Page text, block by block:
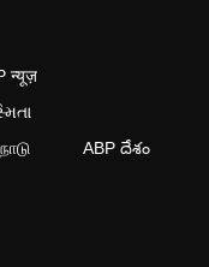
न्यूज़
ABP దేశం